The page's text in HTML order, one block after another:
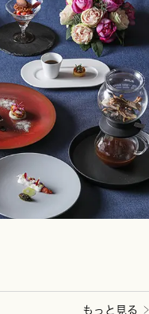
もっと見る